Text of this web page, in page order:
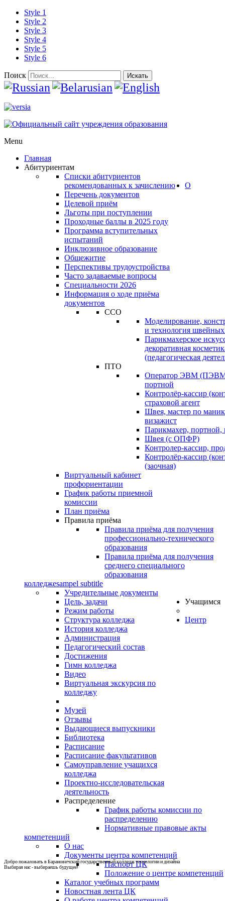
Style 1
Style 2
Style 3
Style 4
Style 5
Style 6
Поиск Искать
Menu
Главная
Абитуриентам
Списки абитуриентов
рекомендованных к зачислению
Перечень документов
Целевой приём
Льготы при поступлении
Проходные баллы в 2025 году
Программа вступительных
испытаний
Инклюзивное образование
Общежитие
Перспективы трудоустройства
Часто задаваемые вопросы
Специальности 2026
Информация о ходе приёма
документов
ССО
Моделирование,
и технология
Парикмахерское
декоративная
(педагогическая
ПТО
Оператор ЭВМ
портной
Контролёр-кассир
страховой агент
Швея, мастер по
визажист
Парикмахер, портной,
Швея (с ОПФР)
Контролер-кассир,
Контролёр-кассир
(заочная)
Виртуальный кабинет
профориентации
График работы приемной
комиссии
План приёма
Правила приёма
Правила приёма для получения
профессионально-технического
образования
Правила приёма для получения
среднего специального
образования
О
колледжеsampel subtitle
Учредительные документы
Цель, задачи
Режим работы
Структура колледжа
История колледжа
Администрация
Педагогический состав
Достижения
Гимн колледжа
Видео
Виртуальная экскурсия по
колледжу
Музей
Отзывы
Выдающиеся выпускники
Учащимся
Библиотека
Расписание
Расписание факультативов
Самоуправление учащихся
колледжа
Проектно-исследовательская
деятельность
Распределение
График работы комиссии по
распределению
Нормативные правовые акты
Центр
компетенций
О нас
Документы центра компетенций
Паспорт ЦК
Положение о центре компетенций
Каталог учебных программ
Новостная лента ЦК
Добро пожаловать в Барановичский государственный колледж технологии и дизайна
Выбирая нас - выбираешь будущее!